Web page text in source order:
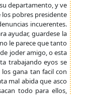
departamento, y ve
pobres presidente
incuerentes.
ayudar, guardese la
le parece que tanto
joder amigo, o esta
trabajando eyos se
gana tan facil con
mal abida que asco
todo para ellos,